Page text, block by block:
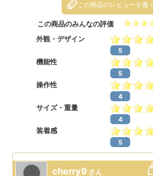
この商品のレビューを書く
この商品のみんなの評価
外観・デザイン
5
機能性
5
操作性
4
サイズ・重量
4
装着感
5
cherry9 さん